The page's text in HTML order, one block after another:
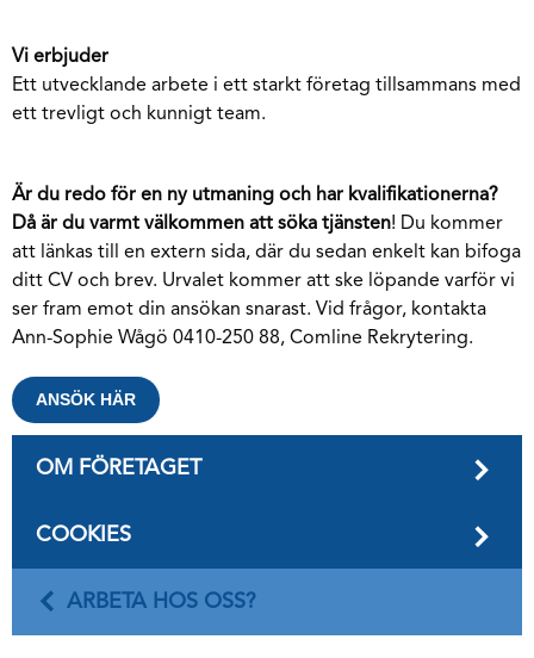
Vi erbjuder
Ett utvecklande arbete i ett starkt företag tillsammans med
ett trevligt och kunnigt team.
Är du redo för en ny utmaning och har kvalifikationerna?
Då är du varmt välkommen att söka tjänsten! Du kommer
att länkas till en extern sida, där du sedan enkelt kan bifoga
ditt CV och brev. Urvalet kommer att ske löpande varför vi
ser fram emot din ansökan snarast. Vid frågor, kontakta
Ann-Sophie Wågö 0410-250 88, Comline Rekrytering.
ANSÖK HÄR
OM FÖRETAGET
COOKIES
ARBETA HOS OSS?